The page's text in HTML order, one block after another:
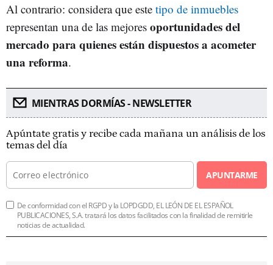
Al contrario: considera que este tipo de inmuebles
representan una de las mejores oportunidades del
mercado para quienes están dispuestos a acometer
una reforma.
MIENTRAS DORMÍAS - NEWSLETTER
Apúntate gratis y recibe cada mañana un análisis de los
temas del día
APUNTARME
De conformidad con el RGPD y la LOPDGDD, EL LEÓN DE EL ESPAÑOL
PUBLICACIONES, S.A. tratará los datos facilitados con la finalidad de remitirle
noticias de actualidad.